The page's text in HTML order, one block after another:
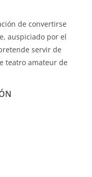
de convertirse
auspiciado por el
servir de
teatro amateur de